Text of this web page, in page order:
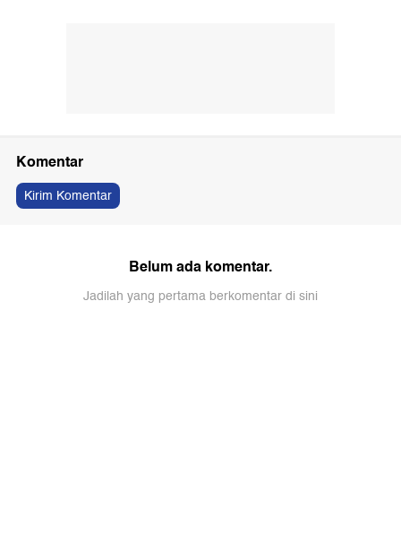
Komentar
Kirim Komentar
Belum ada komentar.
Jadilah yang pertama berkomentar di sini